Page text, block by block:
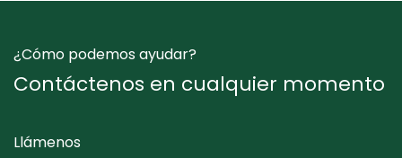
¿Cómo podemos ayudar?
Contáctenos en cualquier momento
Llámenos